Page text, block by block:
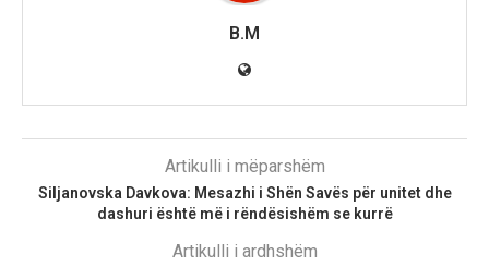
B.M
Artikulli i mëparshëm
Siljanovska Davkova: Mesazhi i Shën Savës për unitet dhe
dashuri është më i rëndësishëm se kurrë
Artikulli i ardhshëm